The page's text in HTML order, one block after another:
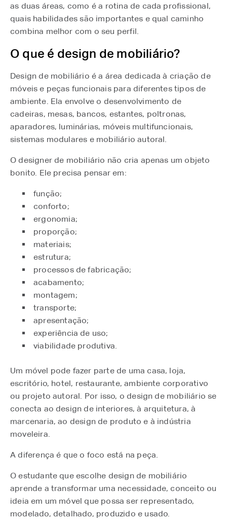
as duas áreas, como é a rotina de cada profissional,
quais habilidades são importantes e qual caminho
combina melhor com o seu perfil.
O que é design de mobiliário?
Design de mobiliário é a área dedicada à criação de
móveis e peças funcionais para diferentes tipos de
ambiente. Ela envolve o desenvolvimento de
cadeiras, mesas, bancos, estantes, poltronas,
aparadores, luminárias, móveis multifuncionais,
sistemas modulares e mobiliário autoral.
O designer de mobiliário não cria apenas um objeto
bonito. Ele precisa pensar em:
função;
conforto;
ergonomia;
proporção;
materiais;
estrutura;
processos de fabricação;
acabamento;
montagem;
transporte;
apresentação;
experiência de uso;
viabilidade produtiva.
Um móvel pode fazer parte de uma casa, loja,
escritório, hotel, restaurante, ambiente corporativo
ou projeto autoral. Por isso, o design de mobiliário se
conecta ao design de interiores, à arquitetura, à
marcenaria, ao design de produto e à indústria
moveleira.
A diferença é que o foco está na peça.
O estudante que escolhe design de mobiliário
aprende a transformar uma necessidade, conceito ou
ideia em um móvel que possa ser representado,
modelado, detalhado, produzido e usado.